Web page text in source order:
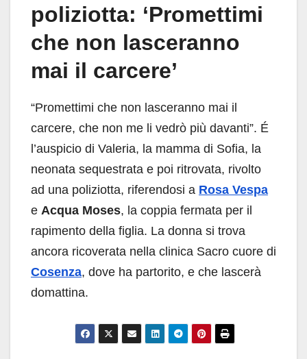
poliziotta: ‘Promettimi
che non lasceranno
mai il carcere’
“Promettimi che non lasceranno mai il
carcere, che non me li vedrò più davanti”. É
l’auspicio di Valeria, la mamma di Sofia, la
neonata sequestrata e poi ritrovata, rivolto
ad una poliziotta, riferendosi a Rosa Vespa
e Acqua Moses, la coppia fermata per il
rapimento della figlia. La donna si trova
ancora ricoverata nella clinica Sacro cuore di
Cosenza, dove ha partorito, e che lascerà
domattina.